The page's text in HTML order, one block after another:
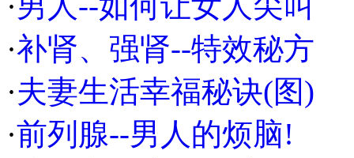
·补肾、强肾--特效秘方
·夫妻生活幸福秘诀(图)
·前列腺--男人的烦脑!